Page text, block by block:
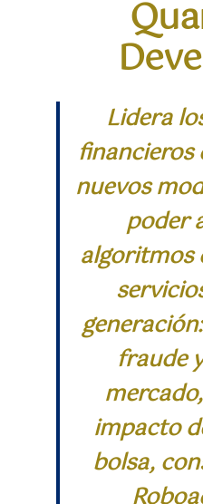
Lidera
nuevos
poder
algoritmos
fraude
impacto
bolsa,